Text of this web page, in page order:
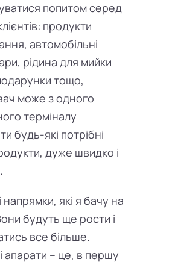
попитом серед
продукти
автомобільні
рідина для мийки
тощо,
може з одного
терміналу
будь-які потрібні
дуже швидко і
які я бачу на
будуть ще рости і
все більше.
апарати – це, в першу